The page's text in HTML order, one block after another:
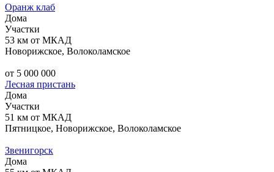
Оранж клаб
Дома
Участки
53 км от МКАД
Новорижское, Волоколамское
от 5 000 000
Лесная пристань
Дома
Участки
51 км от МКАД
Пятницкое, Новорижское, Волоколамское
Звенигорск
Дома